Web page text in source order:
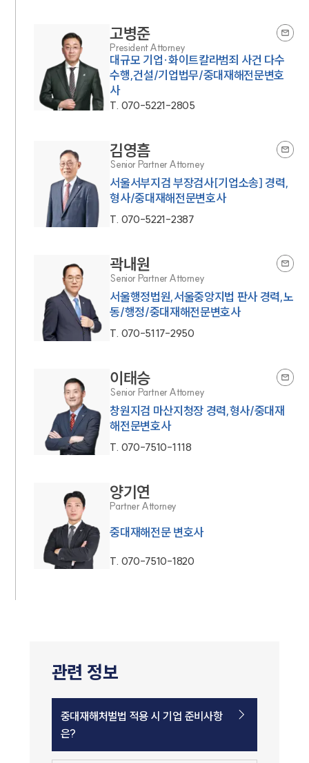
고병준
President Attorney
대규모 기업·화이트칼라범죄 사건 다수
수행,건설/기업법무/중대재해전문변호
사
T. 070-5221-2805
김영흠
Senior Partner Attorney
서울서부지검 부장검사[기업소송] 경력,
형사/중대재해전문변호사
T. 070-5221-2387
곽내원
Senior Partner Attorney
서울행정법원,서울중앙지법 판사 경력,노
동/행정/중대재해전문변호사
T. 070-5117-2950
이태승
Senior Partner Attorney
창원지검 마산지청장 경력,형사/중대재
해전문변호사
T. 070-7510-1118
양기연
Partner Attorney
중대재해전문 변호사
T. 070-7510-1820
관련 정보
중대재해처벌법 적용 시 기업 준비사항
은?